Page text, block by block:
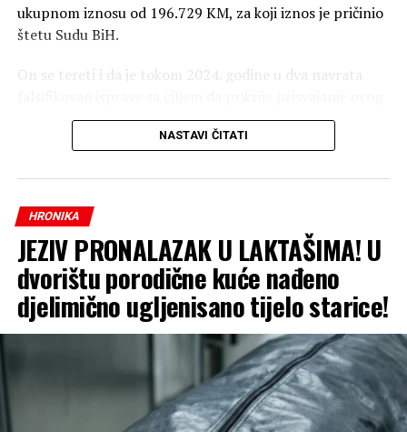
ukupnom iznosu od 196.729 KM, za koji iznos je pričinio
štetu Sudu BiH.
On se tereti i da je tokom 2024. godine u dva navrata
novca, saopšteno je iz Tužilaštva BiH.
u službi, te krivično djelo falsifikovanje isprave.
NASTAVI ČITATI
HRONIKA
JEZIV PRONALAZAK U LAKTAŠIMA! U
dvorištu porodične kuće nađeno
djelimično ugljenisano tijelo starice!